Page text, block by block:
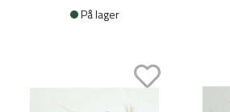
På lager